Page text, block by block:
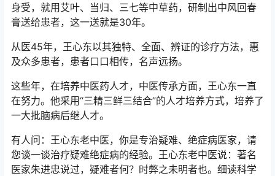
身受，就用艾叶、当归、三七等中草药，研制出中风回春
膏送给患者，这一送就是30年。
从医45年，王心东以其独特、全面、辨证的诊疗方法，惠
及众多患者，患者口口相传，名声远扬。
这些年，在培养中医药人才，中医传承方面，王心东一直
在努力。他采用“三精三鲜三结合”的人才培养方式，培养了
一大批脑病后继人才。
有人问：王心东老中医，你是专治疑难、绝症病医家，请
您谈一谈治疗疑难绝症病的经验。王心东老中医说：著名
医家朱进忠说过，疑难者何？时弊之未明者也。细读科学